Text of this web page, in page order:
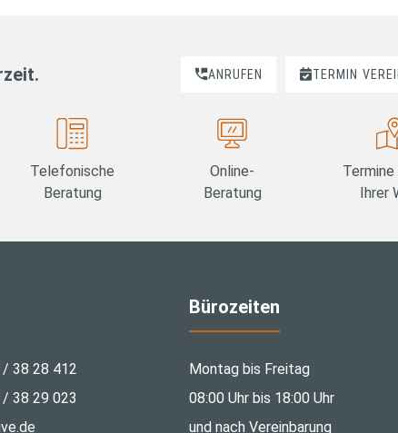
ANRUFEN TERMIN
Telefonische
Beratung
Online-
Beratung
Ihrer
38 28 412
38 29 023
Bürozeiten
Montag bis Freitag
08:00 Uhr bis 18:00 Uhr
und nach Vereinbarung